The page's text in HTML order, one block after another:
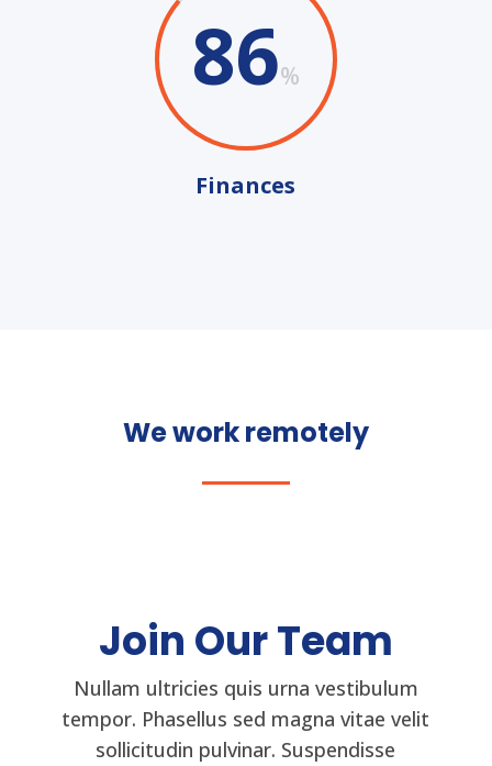
86%
Finances
We work remotely
Join Our Team
Nullam ultricies quis urna vestibulum
tempor. Phasellus sed magna vitae velit
sollicitudin pulvinar. Suspendisse